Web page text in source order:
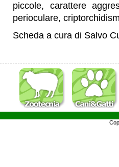
piccole, carattere
perioculare,
Scheda a cura di Salvo